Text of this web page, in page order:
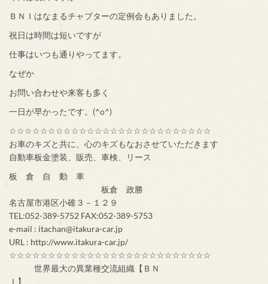
ＢＮＩはなまるチャプターの定例会もありました。
祝日は時間は短いですが
仕事はいつも通りやってます。
なぜか
お問い合わせや来客も多く
一日が早かったです。(^o^)
☆☆☆☆☆☆☆☆☆☆☆☆☆☆☆☆☆☆☆☆☆☆☆☆☆☆
お車のキズと共に、心のキズもなおさせていただきます
自動車板金塗装、販売、車検、リース
板 倉 自 動 車
板倉 政勝
名古屋市港区小碓３－１２９
TEL:052-389-5752 FAX:052-389-5753
e-mail : itachan@itakura-car.jp
URL : http://www.itakura-car.jp/
☆☆☆☆☆☆☆☆☆☆☆☆☆☆☆☆☆☆☆☆☆☆☆☆☆☆
世界最大の異業種交流組織【ＢＮ
Ｉ】